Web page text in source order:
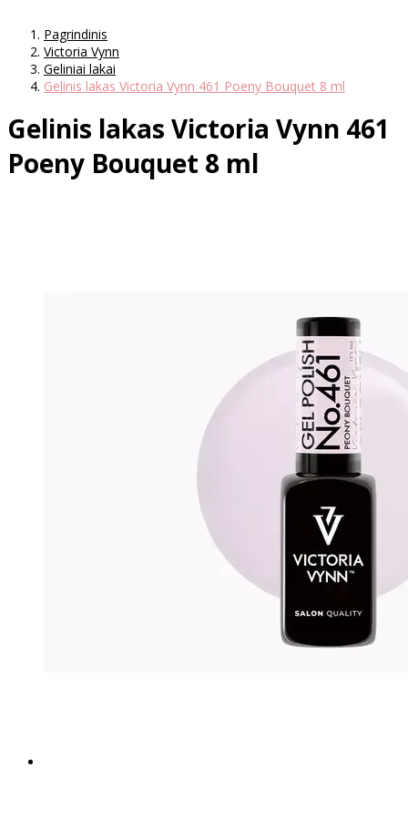
Pagrindinis
Victoria Vynn
Geliniai lakai
Gelinis lakas Victoria Vynn 461 Poeny Bouquet 8 ml
Gelinis lakas Victoria Vynn 461
Poeny Bouquet 8 ml